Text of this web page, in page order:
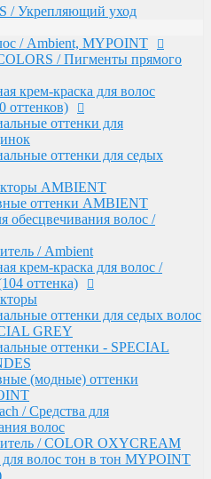
оттенка)
оттенки для седых волос
GREY
оттенки - SPECIAL
(модные) оттенки
/ Средства для
волос
/ COLOR OXYCREAM
для волос тон в тон MYPOINT
окрашивания волос гель-
тон
для бровей и ресниц
программа
укладка волос
/ Процедуры ухода за волосами
/ Для ухода за сухими и
тонких волос
Ухода за длинными волосами
Для восстановления
/ Для нейтрализации
светлых волосах
/ Для экспресс-ухода и
/ Укрепляющий уход
/ Ambient, MYPOINT
/ Пигменты прямого
крем-краска для волос
оттенков)
оттенки для
оттенки для седых
AMBIENT
оттенки AMBIENT
обесцвечивания волос /
/ Ambient
крем-краска для волос /
оттенка)
оттенки для седых волос
GREY
оттенки - SPECIAL
(модные) оттенки
/ Средства для
волос
/ COLOR OXYCREAM
для волос тон в тон MYPOINT